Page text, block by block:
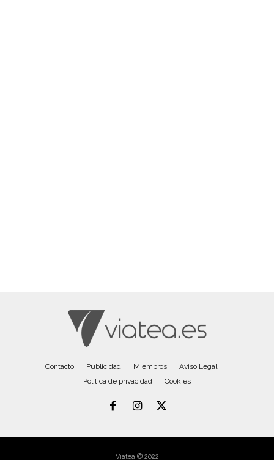
Contacto Publicidad Miembros
Aviso Legal
Política de privacidad
Cookies
Viatea © 2022